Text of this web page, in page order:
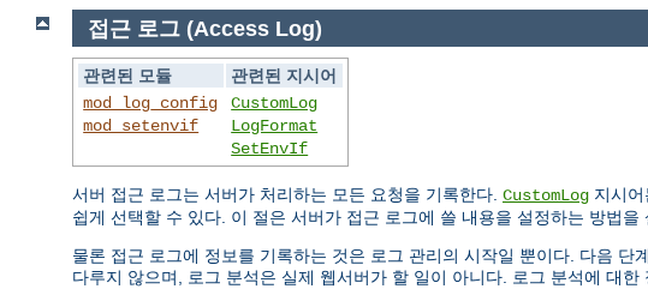
접근 로그 (Access Log)
관련된 모듈
관련된 지시어
mod_log_config
mod_setenvif
CustomLog
LogFormat
SetEnvIf
서버 접근 로그는 서버가 처리하는 모든 요청을 기록한다. CustomLog 지시
쉽게 선택할 수 있다. 이 절은 서버가 접근 로그에 쓸 내용을 설정하는 방법을
물론 접근 로그에 정보를 기록하는 것은 로그 관리의 시작일 뿐이다. 다음
다루지 않으며, 로그 분석은 실제 웹서버가 할 일이 아니다. 로그 분석에 대